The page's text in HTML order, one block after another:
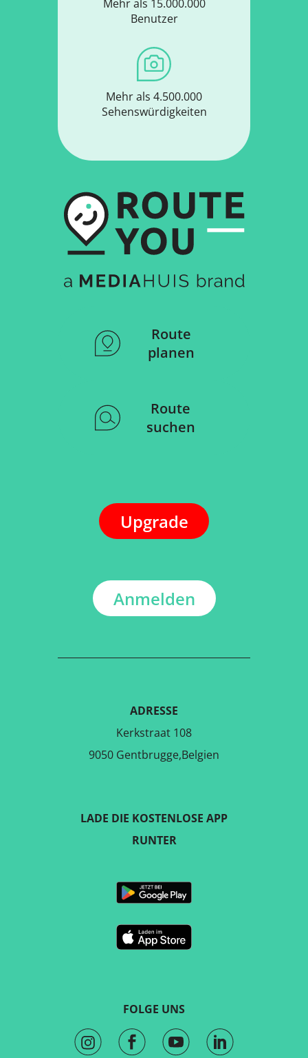
Mehr als 15.000.000
Benutzer
Mehr als 4.500.000
Sehenswürdigkeiten
Route
planen
Route
suchen
Upgrade
Anmelden
ADRESSE
Kerkstraat 108
9050 Gentbrugge,Belgien
FOLGE UNS
LADE DIE KOSTENLOSE APP
RUNTER